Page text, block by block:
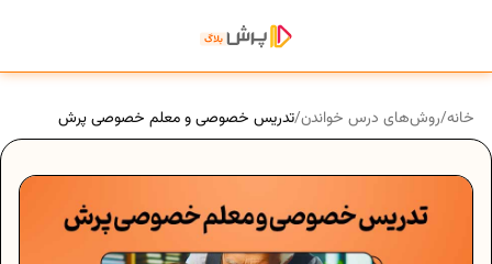
خانه/روش‌های درس خواندن/تدریس خصوصی و معلم خصوصی پرش